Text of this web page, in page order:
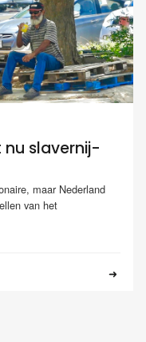
nu slavernij-
maar Nederland
van het